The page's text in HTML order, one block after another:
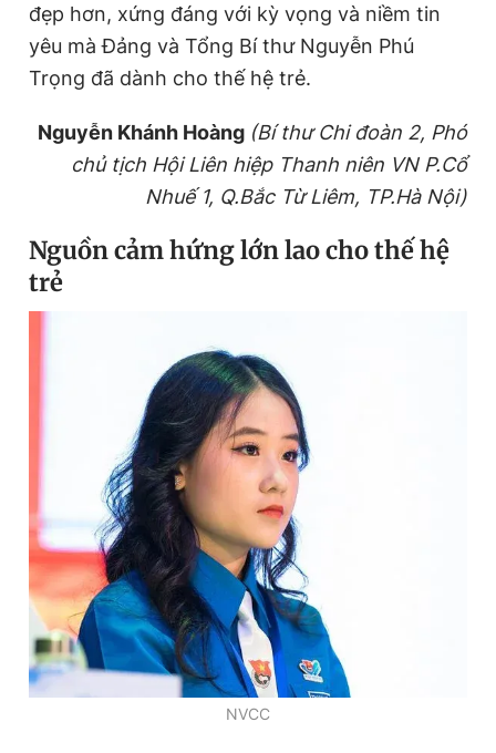
đẹp hơn, xứng đáng với kỳ vọng và niềm tin
yêu mà Đảng và Tổng Bí thư Nguyễn Phú
Trọng đã dành cho thế hệ trẻ.
Nguyễn Khánh Hoàng (Bí thư Chi đoàn 2, Phó
chủ tịch Hội Liên hiệp Thanh niên VN P.Cổ
Nhuế 1, Q.Bắc Từ Liêm, TP.Hà Nội)
Nguồn cảm hứng lớn lao cho thế hệ
trẻ
NVCC